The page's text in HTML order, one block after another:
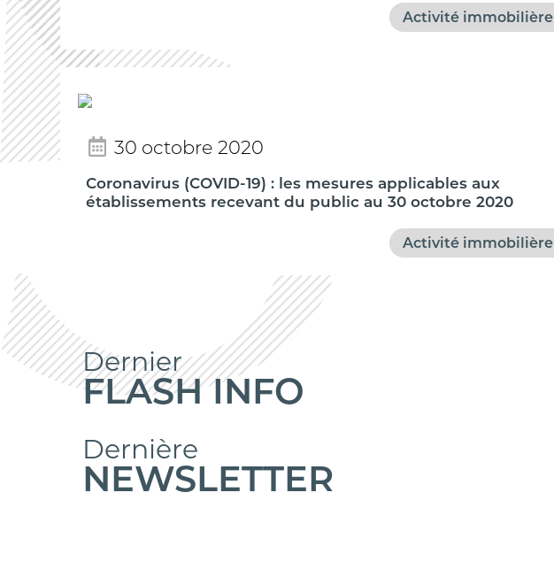
Activité immobilière
30 octobre 2020
Coronavirus (COVID-19) : les mesures applicables aux
établissements recevant du public au 30 octobre 2020
Activité immobilière
Dernier
FLASH INFO
Dernière
NEWSLETTER